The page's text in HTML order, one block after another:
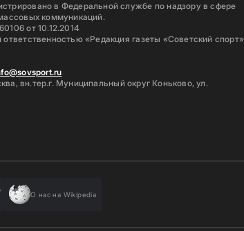
в Федеральной службе по надзору в сфере
коммуникаций.
от 10.12.2014
«Редакция газеты «Советский спорт»
вн.тер.г. Муниципальный округ Коньково, ул.
О нас на Wikipedia